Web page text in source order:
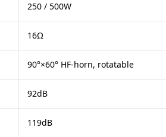
250 / 500W
16Ω
90°×60° HF-horn, rotatable
92dB
119dB